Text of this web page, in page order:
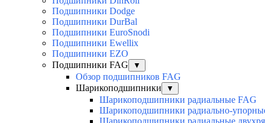
Подшипники Dodge
Подшипники DurBal
Подшипники EuroSnodi
Подшипники Ewellix
Подшипники EZO
Подшипники FAG
▼
Обзор подшипников FAG
Шарикоподшипники
▼
Шарикоподшипники радиальные FAG
Шарикоподшипники радиально-
Шарикоподшипники радиальные